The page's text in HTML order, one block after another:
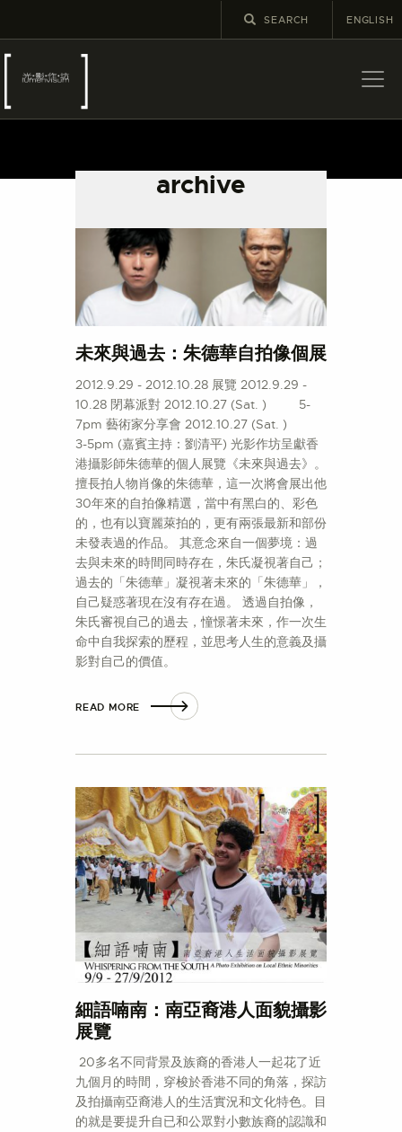
ENGLISH
archive
最新消息
教育及外展
學校課程
更多攝影資訊
未來與過去：朱德華自拍像個展
2012.9.29 - 2012.10.28 展覽 2012.9.29 -
10.28 閉幕派對 2012.10.27 (Sat. ) 5-
7pm 藝術家分享會 2012.10.27 (Sat. )
3-5pm (嘉賓主持：劉清平) 光影作坊呈獻香
港攝影師朱德華的個人展覽《未來與過去》。
擅長拍人物肖像的朱德華，這一次將會展出他
30年來的自拍像精選，當中有黑白的、彩色
的，也有以寶麗萊拍的，更有兩張最新和部份
未發表過的作品。 其意念來自一個夢境：過
去與未來的時間同時存在，朱氏凝視著自己；
過去的「朱德華」凝視著未來的「朱德華」，
自己疑惑著現在沒有存在過。 透過自拍像，
朱氏審視自己的過去，憧憬著未來，作一次生
命中自我探索的歷程，並思考人生的意義及攝
影對自己的價值。
READ MORE
細語喃南：南亞裔港人面貌攝影
展覽
20多名不同背景及族裔的香港人一起花了近
九個月的時間，穿梭於香港不同的角落，探訪
及拍攝南亞裔港人的生活實況和文化特色。目
的就是要提升自已和公眾對小數族裔的認識和